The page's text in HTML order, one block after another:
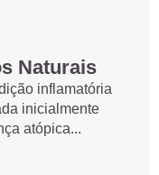
Naturais
inflamatória
inicialmente
atópica...